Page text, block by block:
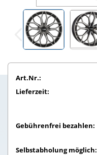
Art.Nr.:
Lieferzeit:
Gebührenfrei bezahlen:
Selbstabholung möglich: